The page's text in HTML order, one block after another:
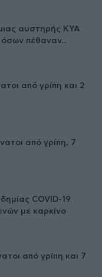
αυστηρής ΚΥΑ
πέθαναν...
από γρίπη και 2
από γρίπη, 7
COVID-19
με καρκίνο
από γρίπη και 7